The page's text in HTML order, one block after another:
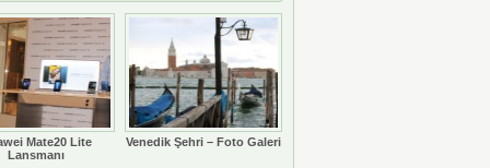
Mate20 Lite
Lansmanı
Venedik Şehri – Foto Galeri